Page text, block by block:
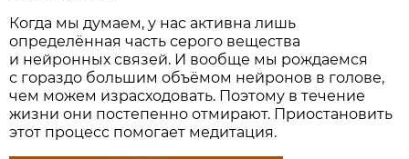
Когда мы думаем, у нас активна лишь
определённая часть серого вещества
и нейронных связей. И вообще мы рождаемся
с гораздо большим объёмом нейронов в голове,
чем можем израсходовать. Поэтому в течение
жизни они постепенно отмирают. Приостановить
этот процесс помогает медитация.